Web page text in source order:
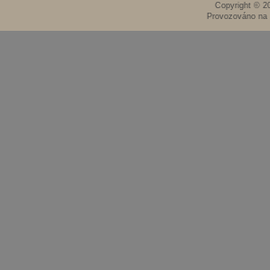
Copyright ©
Provozováno